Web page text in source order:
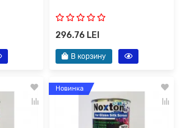
296.76 LEI
В корзину
Новинка